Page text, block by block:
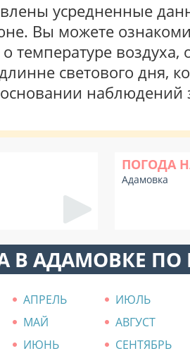
усредненные
Вы можете
температуре воздуха,
светового дня,
наблюдений
ПОГОДА
Адамовка
В АДАМОВКЕ
АПРЕЛЬ
ИЮЛЬ
МАЙ
АВГУСТ
ИЮНЬ СЕНТЯБРЬ